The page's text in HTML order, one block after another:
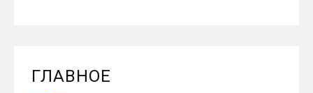
ГЛАВНОЕ